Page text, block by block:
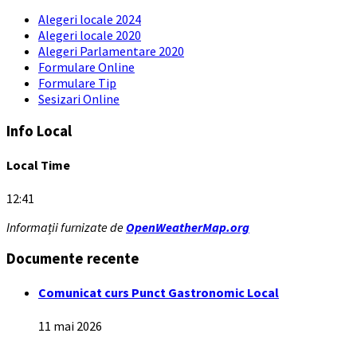
Alegeri locale 2024
Alegeri locale 2020
Alegeri Parlamentare 2020
Formulare Online
Formulare Tip
Sesizari Online
Info Local
Local Time
12:41
Informații furnizate de OpenWeatherMap.org
Documente recente
Comunicat curs Punct Gastronomic Local
11 mai 2026